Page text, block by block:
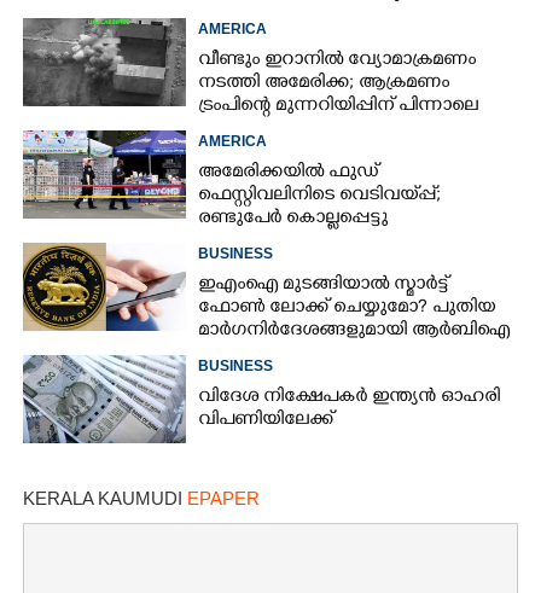
AMERICA
വീണ്ടും ഇറാനിൽ വ്യോമാക്രമണം
നടത്തി അമേരിക്ക; ആക്രമണം
ട്രംപിന്റെ മുന്നറിയിപ്പിന് പിന്നാലെ
AMERICA
അമേരിക്കയിൽ ഫുഡ്
ഫെസ്റ്റിവലിനിടെ വെടിവയ്‌പ്പ്;
രണ്ടുപേർ കൊല്ലപ്പെട്ടു
BUSINESS
ഇഎംഐ മുടങ്ങിയാൽ സ്മാർട്ട്
ഫോൺ ലോക്ക് ചെയ്യുമോ? പുതിയ
മാർഗനിർദേശങ്ങളുമായി ആർബിഐ
BUSINESS
വിദേശ നിക്ഷേപകർ ഇന്ത്യൻ ഓഹരി
വിപണിയിലേക്ക്
KERALA KAUMUDI EPAPER